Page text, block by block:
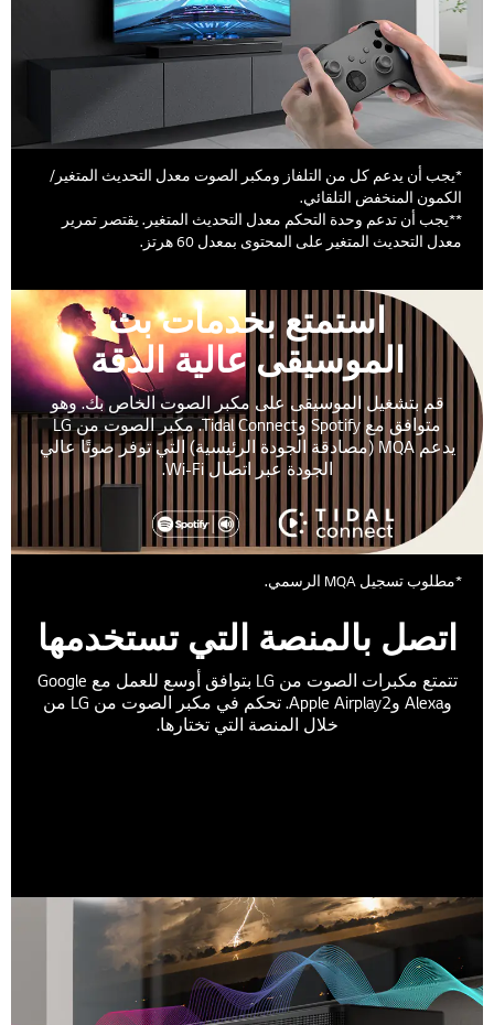
*يجب أن يدعم كل من التلفاز ومكبر الصوت معدل التحديث المتغير/
الكمون المنخفض التلقائي.
**يجب أن تدعم وحدة التحكم معدل التحديث المتغير. يقتصر تمرير
معدل التحديث المتغير على المحتوى بمعدل 60 هرتز.
استمتع بخدمات بث
الموسيقى عالية الدقة
قم بتشغيل الموسيقى على مكبر الصوت الخاص بك. وهو
متوافق مع Spotify وTidal Connect. مكبر الصوت من LG
يدعم MQA (مصادقة الجودة الرئيسية) التي توفر صوتًا عالي
الجودة عبر اتصال Wi-Fi.
*مطلوب تسجيل MQA الرسمي.
اتصل بالمنصة التي تستخدمها
تتمتع مكبرات الصوت من LG بتوافق أوسع للعمل مع Google
وAlexa وApple Airplay2. تحكم في مكبر الصوت من LG من
خلال المنصة التي تختارها.